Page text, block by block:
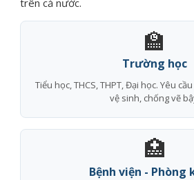
🏫
Trường học
Tiểu học, THCS, THPT, Đại học. Yêu
vệ sinh, chống vẽ
🏥
Bệnh viện - Phòng